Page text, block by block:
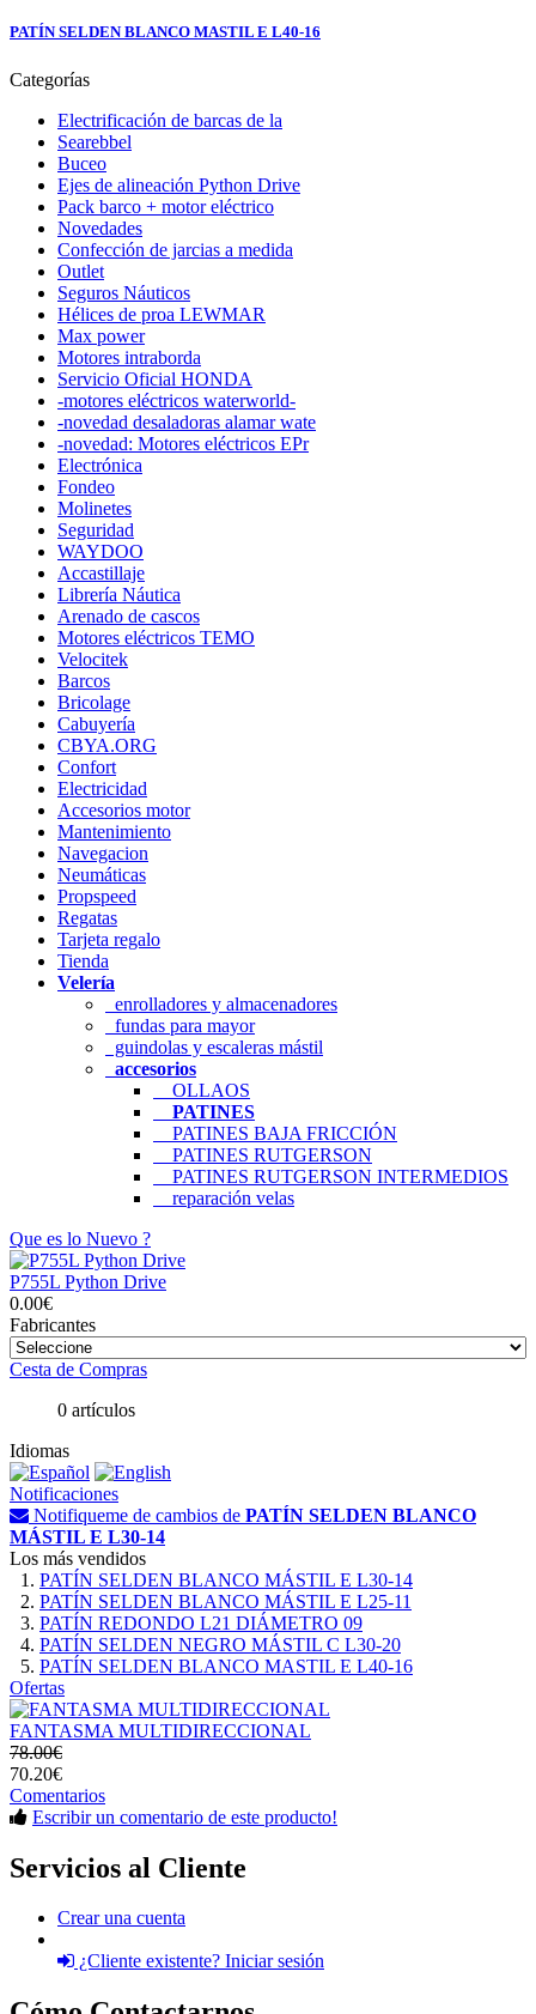
PATÍN SELDEN BLANCO MASTIL E L40-16
Categorías
Electrificación de barcas de la
Searebbel
Buceo
Ejes de alineación Python Drive
Pack barco + motor eléctrico
Novedades
Confección de jarcias a medida
Outlet
Seguros Náuticos
Hélices de proa LEWMAR
Max power
Motores intraborda
Servicio Oficial HONDA
-motores eléctricos waterworld-
-novedad desaladoras alamar wate
-novedad: Motores eléctricos EPr
Electrónica
Fondeo
Molinetes
Seguridad
WAYDOO
Accastillaje
Librería Náutica
Arenado de cascos
Motores eléctricos TEMO
Velocitek
Barcos
Bricolage
Cabuyería
CBYA.ORG
Confort
Electricidad
Accesorios motor
Mantenimiento
Navegacion
Neumáticas
Propspeed
Regatas
Tarjeta regalo
Tienda
Velería
enrolladores y almacenadores
fundas para mayor
guindolas y escaleras mástil
accesorios
OLLAOS
PATINES
PATINES BAJA FRICCIÓN
PATINES RUTGERSON
PATINES RUTGERSON INTERMEDIOS
reparación velas
Que es lo Nuevo ?
P755L Python Drive
0.00€
Fabricantes
Cesta de Compras
0 artículos
Idiomas
Notificaciones
Notifiqueme de cambios de PATÍN SELDEN BLANCO
MÁSTIL E L30-14
Los más vendidos
PATÍN SELDEN BLANCO MÁSTIL E L30-14
PATÍN SELDEN BLANCO MÁSTIL E L25-11
PATÍN REDONDO L21 DIÁMETRO 09
PATÍN SELDEN NEGRO MÁSTIL C L30-20
PATÍN SELDEN BLANCO MASTIL E L40-16
Ofertas
FANTASMA MULTIDIRECCIONAL
78.00€
70.20€
Comentarios
Escribir un comentario de este producto!
Servicios al Cliente
Crear una cuenta
¿Cliente existente? Iniciar sesión